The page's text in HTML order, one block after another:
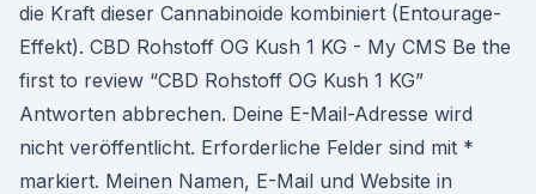
die Kraft dieser Cannabinoide kombiniert (Entourage-
Effekt). CBD Rohstoff OG Kush 1 KG - My CMS Be the
first to review “CBD Rohstoff OG Kush 1 KG”
Antworten abbrechen. Deine E-Mail-Adresse wird
nicht veröffentlicht. Erforderliche Felder sind mit *
markiert. Meinen Namen, E-Mail und Website in